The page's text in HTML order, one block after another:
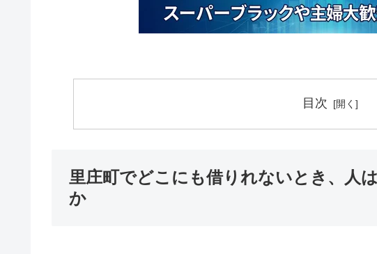
目次
里庄町でどこにも借りれないとき、人
か